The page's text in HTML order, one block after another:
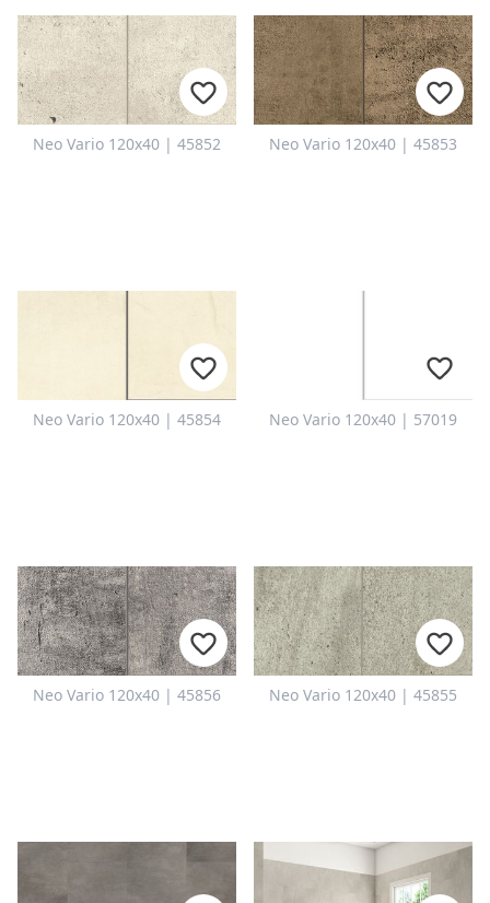
Neo Vario 120x40 | 45852 Neo Vario 120x40 | 45853
Neo Vario 120x40 | 45854 Neo Vario 120x40 | 57019
Neo Vario 120x40 | 45856 Neo Vario 120x40 | 45855